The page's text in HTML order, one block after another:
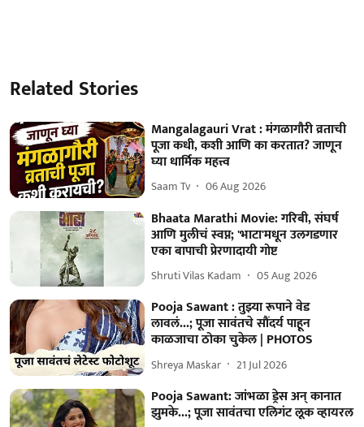
Related Stories
Mangalagauri Vrat : मंगळागौरी व्रताची
पूजा कधी, कशी आणि का करतात? जाणून
घ्या धार्मिक महत्त्व
Saam Tv 06 Aug 2026
Bhaata Marathi Movie: गरिबी, संघर्ष
आणि मुलीचं स्वप्न; 'भाटा'मधून उलगडणार
एका बापाची प्रेरणादायी गोष्ट
Shruti Vilas Kadam 05 Aug 2026
Pooja Sawant : तुझ्या रूपाने वेड
लावलं...; पूजा सावंतचे सौंदर्य पाहून
काळजाचा ठोका चुकेल | PHOTOS
Shreya Maskar 21 Jul 2026
Pooja Sawant: जांभळा ड्रेस अन् कानात
झुमके...; पूजा सावंतचा एलिगंट लूक व्हायरल